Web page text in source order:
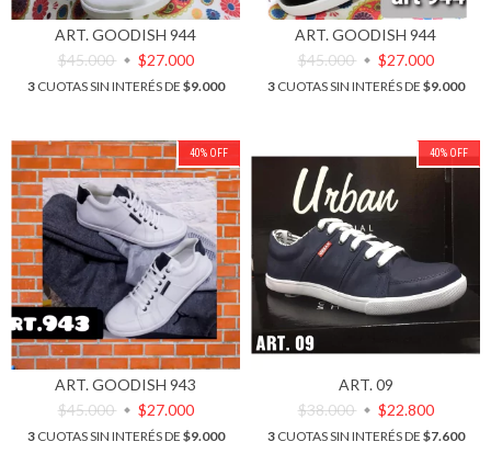
ART. GOODISH 944
$45.000
$27.000
3CUOTAS SIN INTERÉS DE $9.000
ART. GOODISH 944
$45.000
$27.000
3CUOTAS SIN INTERÉS DE $9.000
40% OFF
ART. GOODISH 943
$45.000
$27.000
3CUOTAS SIN INTERÉS DE $9.000
40% OFF
ART. 09
$38.000
$22.800
3CUOTAS SIN INTERÉS DE $7.600